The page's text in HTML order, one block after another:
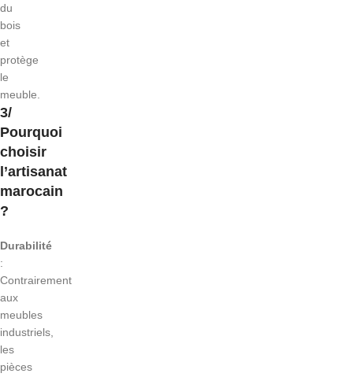
du
bois
et
protège
le
meuble.
3/
Pourquoi
choisir
l’artisanat
marocain
?
Durabilité
:
Contrairement
aux
meubles
industriels,
les
pièces